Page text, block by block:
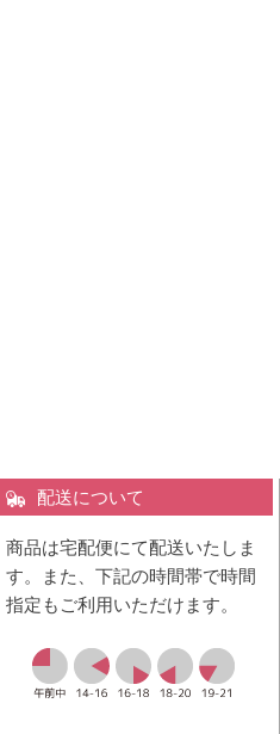
配送について
商品は宅配便にて配送いたしま
す。また、下記の時間帯で時間
指定もご利用いただけます。